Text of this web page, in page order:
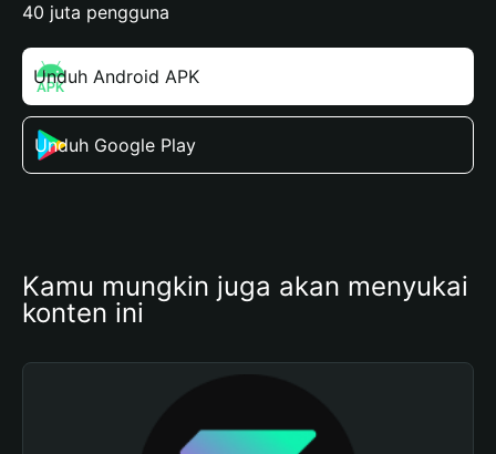
40 juta pengguna
Unduh Android APK
Unduh Google Play
Kamu mungkin juga akan menyukai
konten ini